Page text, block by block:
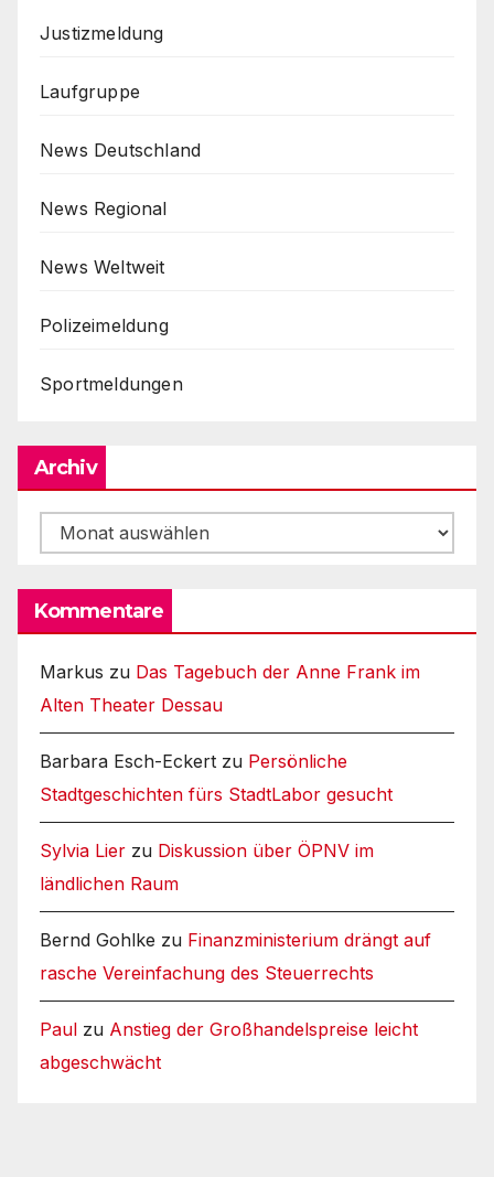
Justizmeldung
Laufgruppe
News Deutschland
News Regional
News Weltweit
Polizeimeldung
Sportmeldungen
Archiv
Archiv
Kommentare
Markus zu Das Tagebuch der Anne Frank im
Alten Theater Dessau
Barbara Esch-Eckert zu Persönliche
Stadtgeschichten fürs StadtLabor gesucht
Sylvia Lier zu Diskussion über ÖPNV im
ländlichen Raum
Bernd Gohlke zu Finanzministerium drängt auf
rasche Vereinfachung des Steuerrechts
Paul zu Anstieg der Großhandelspreise leicht
abgeschwächt